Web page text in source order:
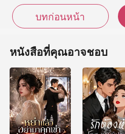
บทก่อนหน้า
หนังสือที่คุณอาจชอบ